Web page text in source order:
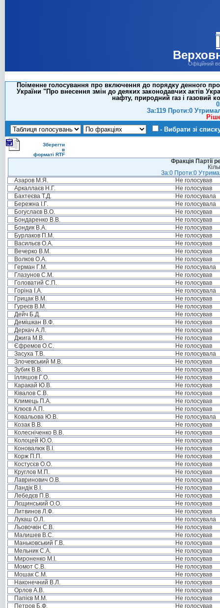
Офіційний
Поіменне голосування про включення до порядку денного
України "Про внесення змін до деяких законодавчих актів
нафту, природний газ і газовий
За:119 Проти:0
- Вибрати зі
Зберегти
в
форматі RTF
Фракція Партії
За:0 Проти:0
Азаров М.Я.
Не голосував
Аркаллаєв Н.Г.
Не голосував
Бахтеєва Т.Д.
Не голосувала
Бережна І.Г.
Не голосувала
Богуслаєв В.О.
Не голосував
Бондаренко В.В.
Не голосував
Бондик В.А.
Не голосував
Бурлаков П.М.
Не голосував
Васильєв О.А.
Не голосував
Вечерко В.М.
Не голосував
Волков О.А.
Не голосував
Герман Г.М.
Не голосувала
Глазунов С.М.
Не голосував
Головатий С.П.
Не голосував
Горіна І.А.
Не голосувала
Грицак В.М.
Не голосував
Гуреєв В.М.
Не голосував
Дейч Б.Д.
Не голосував
Демішкан В.Ф.
Не голосував
Деркач А.Л.
Не голосував
Джига М.В.
Не голосував
Єфремов О.С.
Не голосував
Засуха Т.В.
Не голосувала
Злочевський М.В.
Не голосував
Зубик В.В.
Не голосував
Ілляшов Г.О.
Не голосував
Каракай Ю.В.
Не голосував
Ківалов С.В.
Не голосував
Климець П.А.
Не голосував
Клюєв А.П.
Не голосував
Ковальова Ю.В.
Не голосувала
Козак В.В.
Не голосував
Колесніченко В.В.
Не голосував
Колоцей Ю.О.
Не голосував
Коновалюк В.І.
Не голосував
Корж П.П.
Не голосував
Костусєв О.О.
Не голосував
Круглов М.П.
Не голосував
Лавринович О.В.
Не голосував
Ландік В.І.
Не голосував
Лебедєв П.В.
Не голосував
Лєщинський О.О.
Не голосував
Литвинов Л.Ф.
Не голосував
Лукаш О.Л.
Не голосувала
Льовочкін С.В.
Не голосував
Малишев В.С.
Не голосував
Маньковський Г.В.
Не голосував
Мельник С.А.
Не голосував
Мироненко М.І.
Не голосував
Момот С.В.
Не голосував
Мошак С.М.
Не голосував
Наконечний В.Л.
Не голосував
Орлов А.В.
Не голосував
Папієв М.М.
Не голосував
Петров Б.Ф.
Не голосував